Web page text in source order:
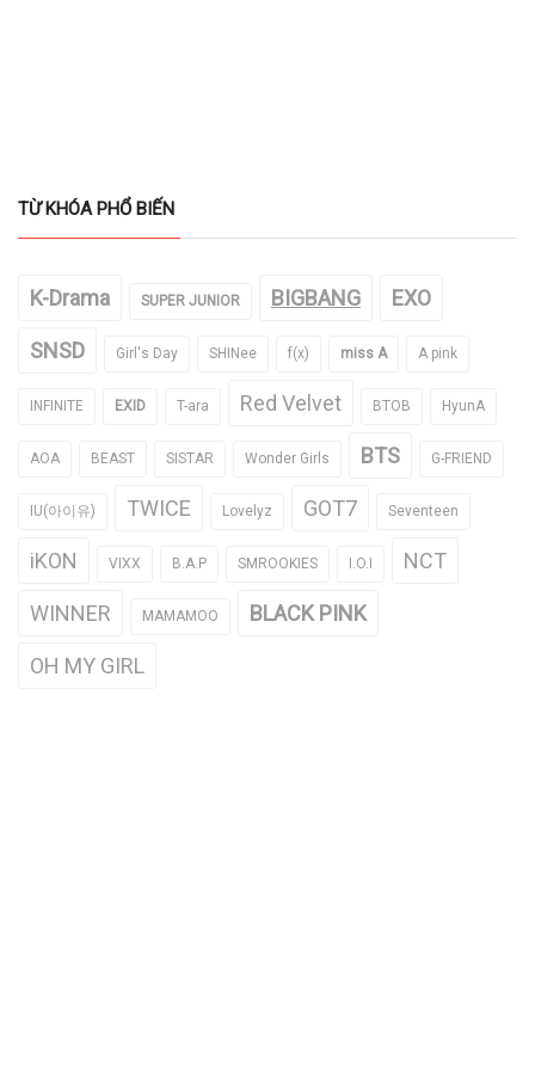
TỪ KHÓA PHỔ BIẾN
K-Drama SUPER JUNIOR BIGBANG EXO
SNSD Girl's Day SHINee f(x) miss A A pink
INFINITE EXID T-ara Red Velvet BTOB HyunA
AOA BEAST SISTAR Wonder Girls BTS G-FRIEND
IU(아이유) TWICE Lovelyz GOT7 Seventeen
iKON VIXX B.A.P SMROOKIES I.O.I NCT
WINNER MAMAMOO BLACK PINK
OH MY GIRL